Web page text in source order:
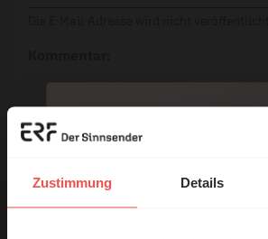
Zustimmung Details
Ich bin damit einverstanden, dass